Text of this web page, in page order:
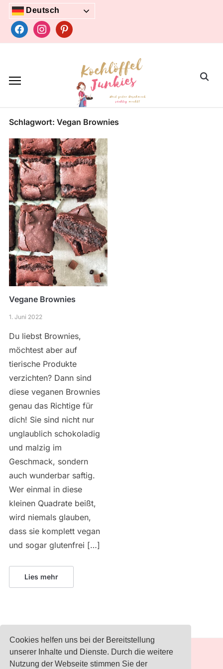
Cookies helfen uns bei der Bereitstellung
unserer Inhalte und Dienste. Durch die weitere
Nutzung der Webseite stimmen Sie der
Skip
content
Deutsch
facebookinstagrampinterest
Search
Schlagwort: Vegan Brownies
Vegane Brownies
1. Juni 2022
Du liebst Brownies,
möchtest aber auf
tierische Produkte
verzichten? Dann sind
diese veganen Brownies
genau das Richtige für
dich! Sie sind nicht nur
unglaublich schokoladig
und malzig im
Geschmack, sondern
auch wunderbar saftig.
Wer einmal in diese
kleinen Quadrate beißt,
wird niemals glauben,
dass sie komplett vegan
und sogar glutenfrei […]
Lies mehr
IMPRESSUM